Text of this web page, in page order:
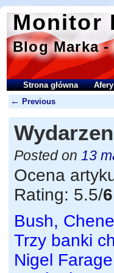
Monitor
Blog Marka -
Strona główna
← Previous
Posted on 13
Ocena
Rating: 5.5/6
Bush,
Trzy banki
Nigel